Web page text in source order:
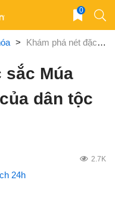
0
> Khám phá nét đặc sắc Múa Xòe truyền thống của dân tộc Thái
sắc Múa
dân tộc
2.7K
24h